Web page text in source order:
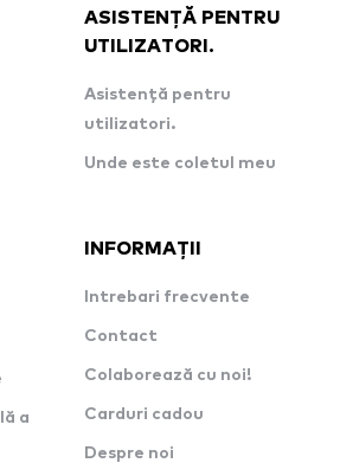
a
ASISTENȚĂ PENTRU
UTILIZATORI.
Asistență pentru
utilizatori.
Unde este coletul meu
INFORMAȚII
Intrebari frecvente
Contact
Colaborează cu noi!
Carduri cadou
Despre noi